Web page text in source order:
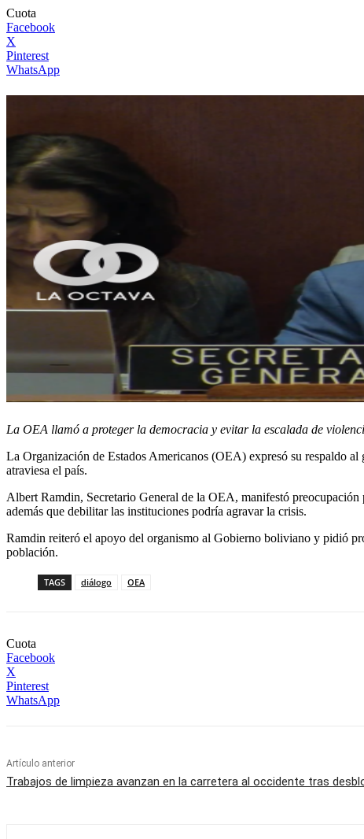
Cuota
Facebook
X
Pinterest
WhatsApp
La OEA llamó a proteger la democracia y evitar la escalada de
La Organización de Estados Americanos (OEA) expresó su respaldo
atraviesa el país.
Albert Ramdin, Secretario General de la OEA, manifestó
además que debilitar las instituciones podría agravar la crisis.
Ramdin reiteró el apoyo del organismo al Gobierno boliviano y pidió
población.
TAGS diálogo OEA
Cuota
Facebook
X
Pinterest
WhatsApp
Artículo anterior
Trabajos de limpieza avanzan en la carretera al occidente tras